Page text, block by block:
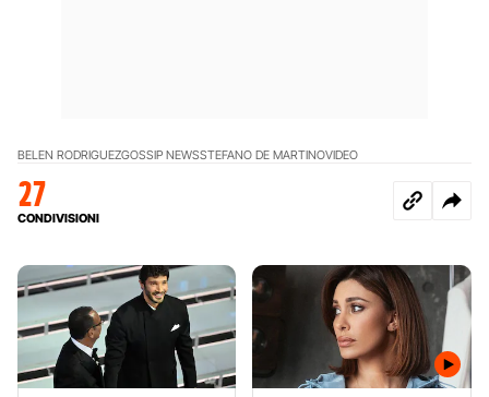
BELEN RODRIGUEZGOSSIP NEWSSTEFANO DE MARTINOVIDEO
27
CONDIVISIONI